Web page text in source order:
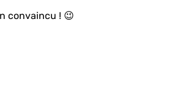
convaincu ! 😉